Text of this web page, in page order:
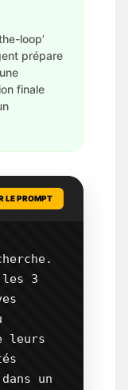
loop’
prépare
finale
LE PROMPT
3
leurs
un